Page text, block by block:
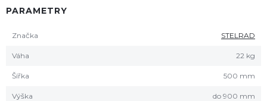
PARAMETRY
Značka STELRAD
Váha 22 kg
Šířka 500 mm
Výška do 900 mm